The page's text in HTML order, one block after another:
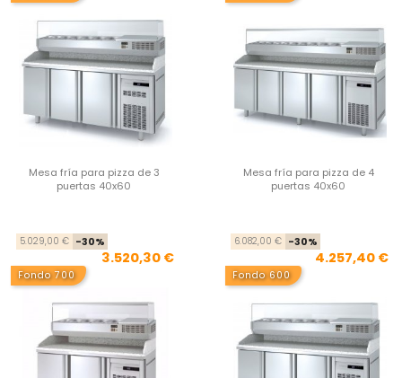
Mesa fría para pizza de 3
puertas 40x60
Precio base
5.029,00 € -30%
3.520,30 €
Mesa fría para pizza de 4
puertas 40x60
6.082,00 € -30%
4.257,40 €
Fondo 700 Fondo 600